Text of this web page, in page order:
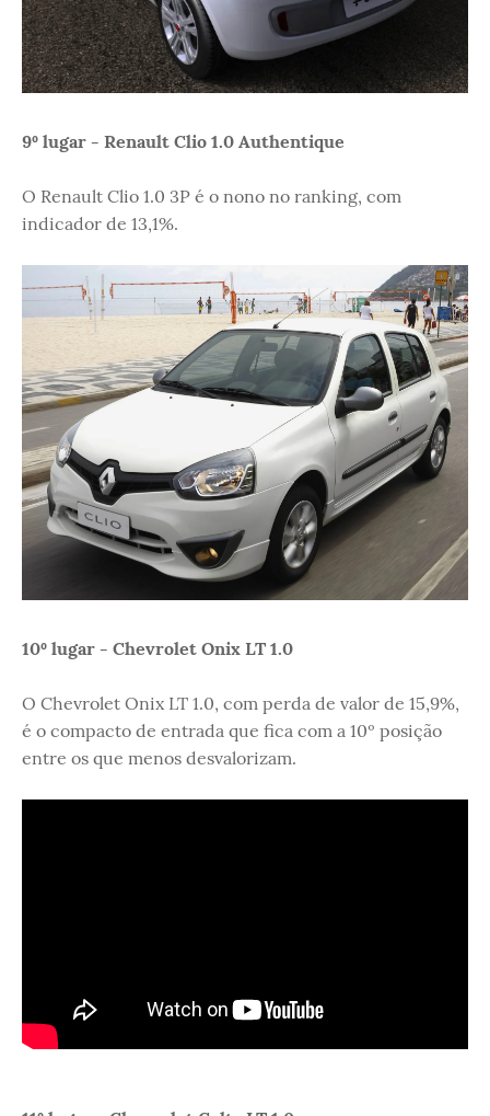
9º lugar - Renault Clio 1.0 Authentique
O Renault Clio 1.0 3P é o nono no ranking, com
indicador de 13,1%.
10º lugar - Chevrolet Onix LT 1.0
O Chevrolet Onix LT 1.0, com perda de valor de 15,9%,
é o compacto de entrada que fica com a 10º posição
entre os que menos desvalorizam.